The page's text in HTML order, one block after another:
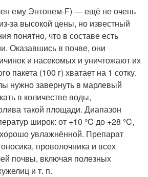
ему Энтонем-F) — ещё не очень
за высокой цены, но известный
понятно, что в составе есть
Оказавшись в почве, они
и насекомых и уничтожают их
пакета (100 г) хватает на 1 сотку.
нужно завернуть в марлевый
в количестве воды,
такой площади. Диапазон
широк: от +10 °C до +28 °C,
увлажнённой. Препарат
проволочника и всех
почвы, включая полезных
и т. п.